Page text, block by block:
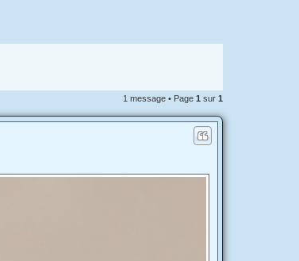
1 message • Page 1 sur 1